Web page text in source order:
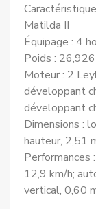
Matilda II
Équipage : 4
Poids :
Moteur : 2
développant
développant
Dimensions :
hauteur, 2,51
12,9 km/h;
vertical, 0,60